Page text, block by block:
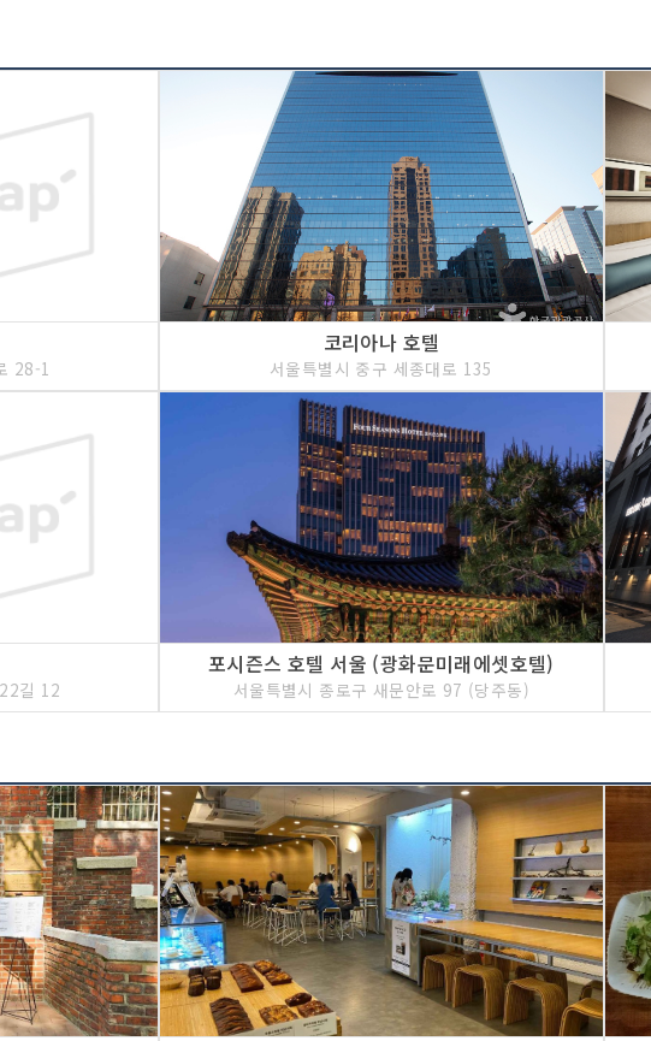
28-1
코리아나 호텔
서울특별시 중구 세종대로 135
길 12
포시즌스 호텔 서울 (광화문미래에셋호텔)
서울특별시 종로구 새문안로 97 (당주동)